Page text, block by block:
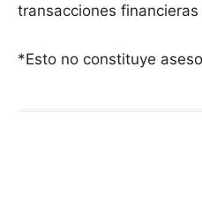
transacciones
*Esto no constituye